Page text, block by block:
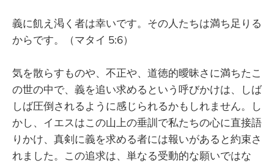
義に飢え渇く者は幸いです。その人たちは満ち足りる
からです。（マタイ 5:6）
気を散らすものや、不正や、道徳的曖昧さに満ちたこ
の世の中で、義を追い求めるという呼びかけは、しば
しば圧倒されるように感じられるかもしれません。し
かし、イエスはこの山上の垂訓で私たちの心に直接語
りかけ、真剣に義を求める者には報いがあると約束さ
れました。この追求は、単なる受動的な願いではな